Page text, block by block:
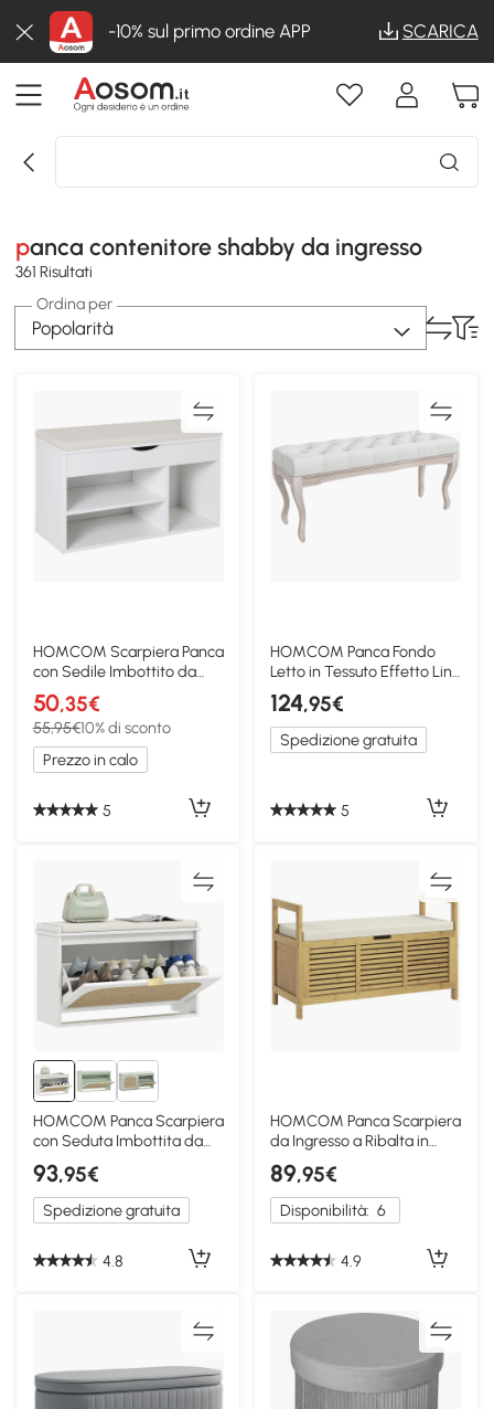
-10% sul primo ordine APP SCARICA
panca contenitore shabby da ingresso
361 Risultati
Ordina per
Popolarità
HOMCOM Scarpiera Panca
con Sedile Imbottito da
Ingresso
50,35€
55,95€10% di sconto
Prezzo in calo
5
HOMCOM Panca Fondo
Letto in Tessuto Effetto Lino
Bianco Crema
124,95€
Spedizione gratuita
5
HOMCOM Panca Scarpiera
con Seduta Imbottita da
Ingresso, Bianco
93,95€
Spedizione gratuita
4.8
HOMCOM Panca Scarpiera
da Ingresso a Ribalta in
Legno di Bambù
89,95€
Disponibilità: 6
4.9